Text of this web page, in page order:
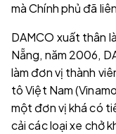
mà Chính phủ đã
DAMCO xuất thân
Nẵng, năm 2006,
làm đơn vị thành
tô Việt Nam
một đơn vị khá có
cải các loại xe chở